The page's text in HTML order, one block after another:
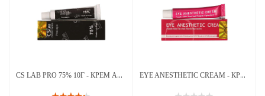
CS LAB PRO 75% 10Г - КРЕМ АНЕСТЕТИК EYE ANESTHETIC CREAM - КРЕМ АНЕСТЕТИК ДЛЯ КОЖИ ВОКРУГ ГЛАЗ - 10 Г